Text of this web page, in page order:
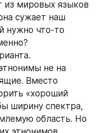
из мировых языков
сужает наш
нужно что-то
Вместо
«хороший
ширину спектра,
область. Но